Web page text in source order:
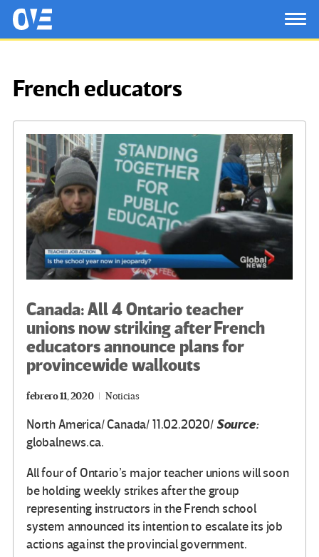
Saltar al contenido principal
OtrasVocesenEducacion.org
French educators
Canada: All 4 Ontario teacher
unions now striking after French
educators announce plans for
provincewide walkouts
febrero 11, 2020 Noticias
North America/ Canada/ 11.02.2020/ Source:
globalnews.ca.
All four of Ontario’s major teacher unions will soon
be holding weekly strikes after the group
representing instructors in the French school
system announced its intention to escalate its job
actions against the provincial government.